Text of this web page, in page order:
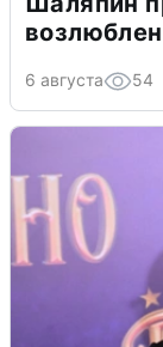
6 августа 54